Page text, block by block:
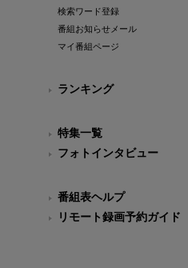
検索ワード登録
番組お知らせメール
マイ番組ページ
ランキング
特集一覧
フォトインタビュー
番組表ヘルプ
リモート録画予約ガイド